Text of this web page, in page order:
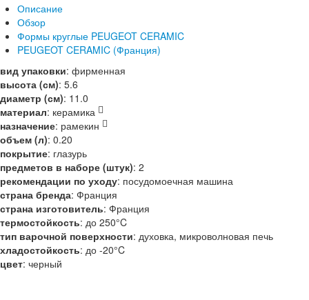
Описание
Обзор
Формы круглые PEUGEOT CERAMIC
PEUGEOT CERAMIC (Франция)
вид упаковки: фирменная
высота (см): 5.6
диаметр (см): 11.0
материал: керамика
назначение: рамекин
объем (л): 0.20
покрытие: глазурь
предметов в наборе (штук): 2
рекомендации по уходу: посудомоечная машина
страна бренда: Франция
страна изготовитель: Франция
термостойкость: до 250°C
тип варочной поверхности: духовка, микроволновая печь
хладостойкость: до -20°C
цвет: черный